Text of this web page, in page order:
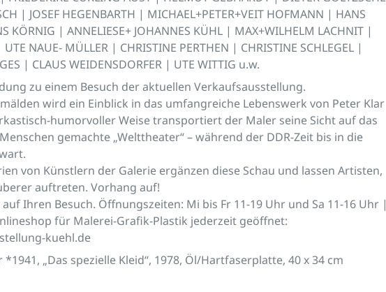
| JOSEF HEGENBARTH | MICHAEL+PETER+VEIT HOFMANN | HANS
KÖRNIG | ANNELIESE+ JOHANNES KÜHL | MAX+WILHELM LACHNIT |
UTE NAUE- MÜLLER | CHRISTINE PERTHEN | CHRISTINE SCHLEGEL |
| CLAUS WEIDENSDORFER | UTE WITTIG u.w.
zu einem Besuch der aktuellen Verkaufsausstellung.
wird ein Einblick in das umfangreiche Lebenswerk von Peter Klar
humorvoller Weise transportiert der Maler seine Sicht auf das
gemachte „Welttheater“ – während der DDR-Zeit bis in die
von Künstlern der Galerie ergänzen diese Schau und lassen Artisten,
auftreten. Vorhang auf!
Ihren Besuch. Öffnungszeiten: Mi bis Fr 11-19 Uhr und Sa 11-16 Uhr |
für Malerei-Grafik-Plastik jederzeit geöffnet:
kuehl.de
*1941, „Das spezielle Kleid“, 1978, Öl/Hartfaserplatte, 40 x 34 cm